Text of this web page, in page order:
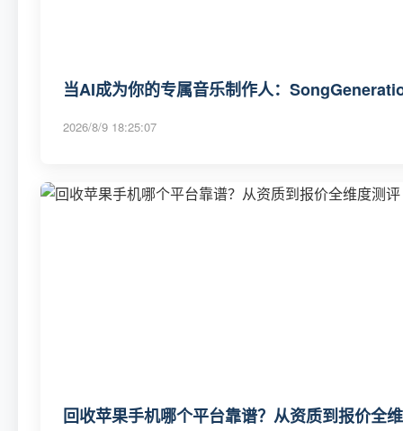
当AI成为你的专属音乐制作人：
2026/8/9 18:25:07
回收苹果手机哪个平台靠谱？从资质到报价全